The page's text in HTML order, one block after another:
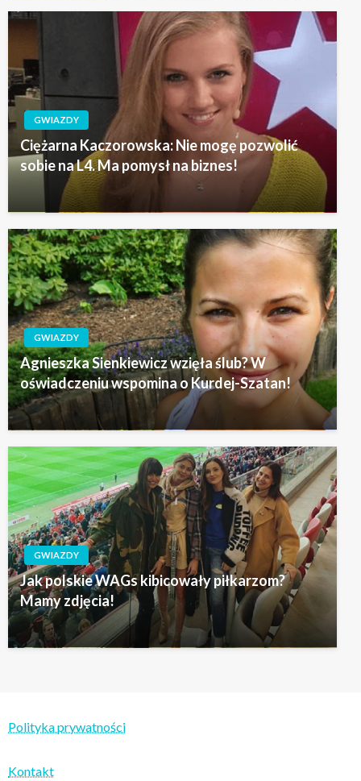
GWIAZDY
Ciężarna Kaczorowska: Nie mogę pozwolić
sobie na L4. Ma pomysł na biznes!
GWIAZDY
Agnieszka Sienkiewicz wzięła ślub? W
oświadczeniu wspomina o Kurdej-Szatan!
GWIAZDY
Jak polskie WAGs kibicowały piłkarzom?
Mamy zdjęcia!
Polityka prywatności
Kontakt